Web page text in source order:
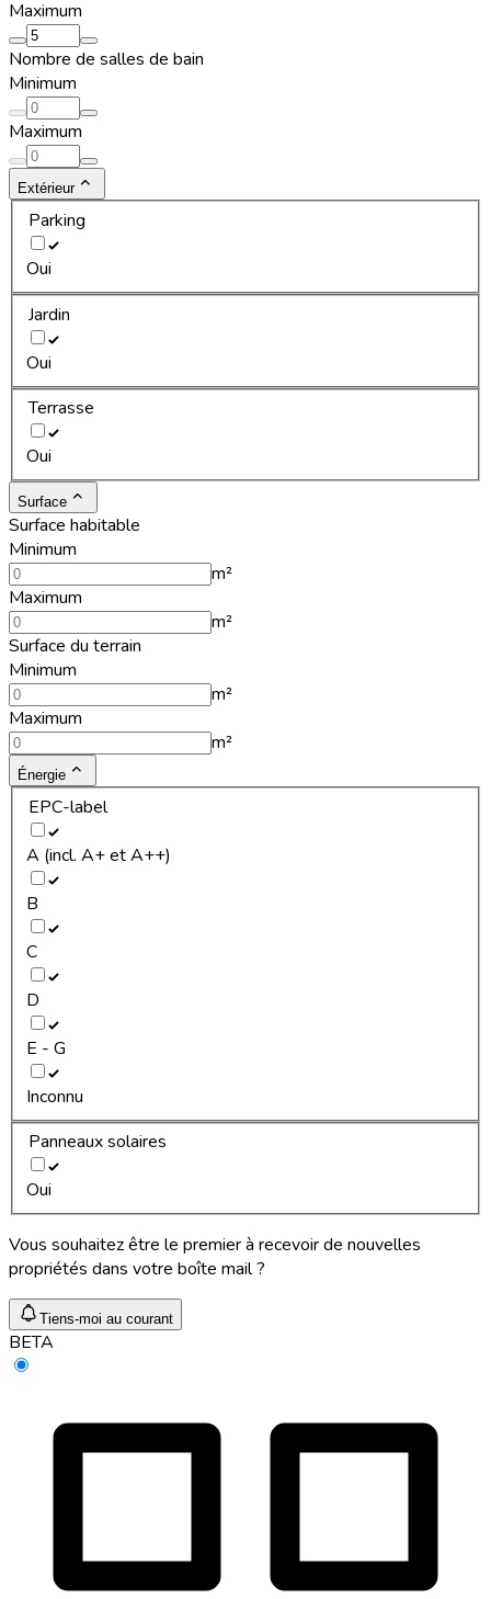
Maximum
Nombre de salles de bain
Minimum
Maximum
Extérieur
Parking
Oui
Jardin
Oui
Terrasse
Oui
Surface
Surface habitable
Minimum
m²
Maximum
m²
Surface du terrain
Minimum
m²
Maximum
m²
Énergie
EPC-label
A (incl. A+ et A++)
B
C
D
E - G
Inconnu
Panneaux solaires
Oui
Vous souhaitez être le premier à recevoir de nouvelles
propriétés dans votre boîte mail ?
Tiens-moi au courant
BETA